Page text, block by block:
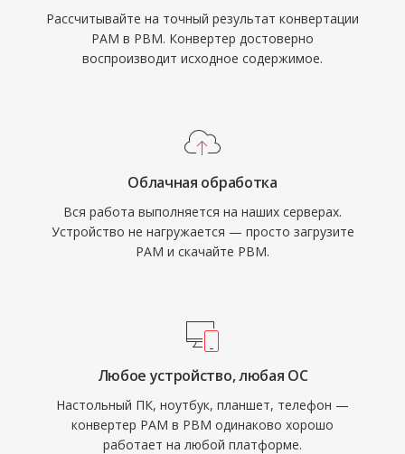
Рассчитывайте на точный результат конвертации
PAM в PBM. Конвертер достоверно
воспроизводит исходное содержимое.
Облачная обработка
Вся работа выполняется на наших серверах.
Устройство не нагружается — просто загрузите
PAM и скачайте PBM.
Любое устройство, любая ОС
Настольный ПК, ноутбук, планшет, телефон —
конвертер PAM в PBM одинаково хорошо
работает на любой платформе.